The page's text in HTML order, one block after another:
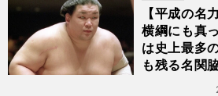
ル
ィ
ー
バ
【平成の名
横綱にも真
は史上最多
も残る名関